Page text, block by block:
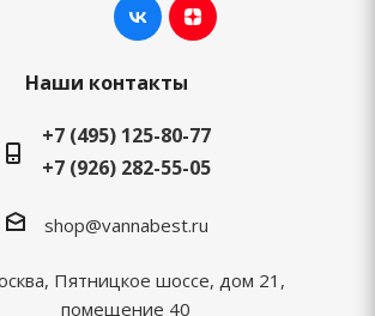
Наши контакты
+7 (495) 125-80-77
+7 (926) 282-55-05
shop@vannabest.ru
Пятницкое шоссе, дом 21,
помещение 40